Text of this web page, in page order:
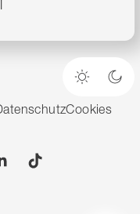
Heller
Cookies
Linkedin